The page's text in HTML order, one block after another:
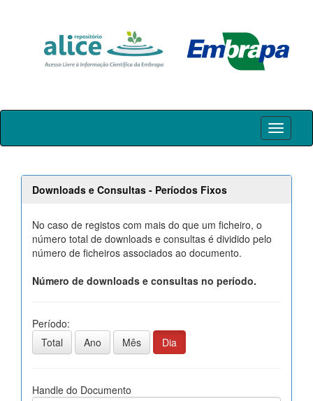
Skip
Downloads e Consultas - Períodos Fixos
No caso de registos com mais do que um ficheiro, o
número total de downloads e consultas é dividido pelo
número de ficheiros associados ao documento.
Número de downloads e consultas no período.
Período:
Total
Ano Mês Dia
Handle do Documento